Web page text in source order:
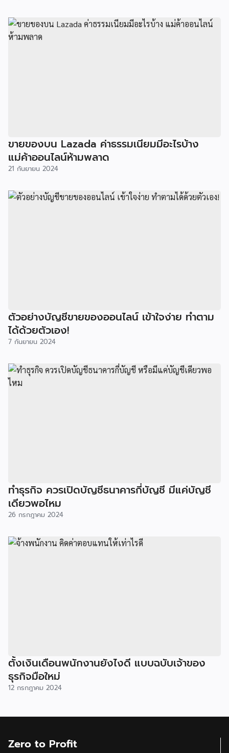
ขายของบน Lazada ค่าธรรมเนียมมีอะไรบ้าง
แม่ค้าออนไลน์ห้ามพลาด
21 กันยายน 2024
ตัวอย่างบัญชีขายของออนไลน์ เข้าใจง่าย ทำตาม
ได้ด้วยตัวเอง!
7 กันยายน 2024
ทำธุรกิจ ควรเปิดบัญชีธนาคารกี่บัญชี มีแค่บัญชี
เดียวพอไหม
26 กรกฎาคม 2024
ตั้งเงินเดือนพนักงานยังไงดี แบบฉบับเจ้าของ
ธุรกิจมือใหม่
12 กรกฎาคม 2024
Zero to Profit